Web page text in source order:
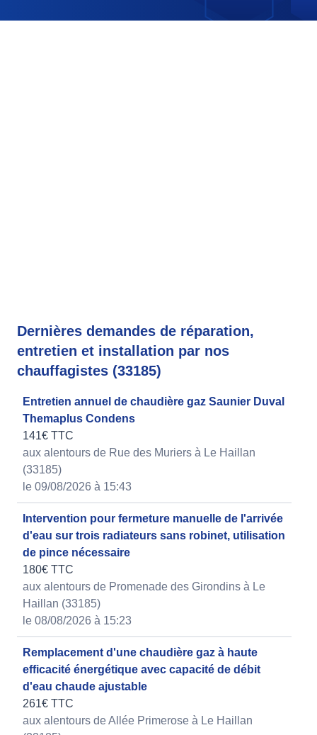
Dernières demandes de réparation,
entretien et installation par nos
chauffagistes (33185)
Entretien annuel de chaudière gaz Saunier Duval
Themaplus Condens
141€ TTC
aux alentours de Rue des Muriers à Le Haillan
(33185)
le 09/08/2026 à 15:43
Intervention pour fermeture manuelle de l'arrivée
d'eau sur trois radiateurs sans robinet, utilisation
de pince nécessaire
180€ TTC
aux alentours de Promenade des Girondins à Le
Haillan (33185)
le 08/08/2026 à 15:23
Remplacement d'une chaudière gaz à haute
efficacité énergétique avec capacité de débit
d'eau chaude ajustable
261€ TTC
aux alentours de Allée Primerose à Le Haillan